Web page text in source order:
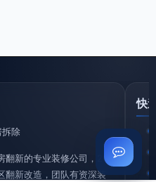
拆除
翻新的专业装修公司，20
翻新改造，团队有资深装
快